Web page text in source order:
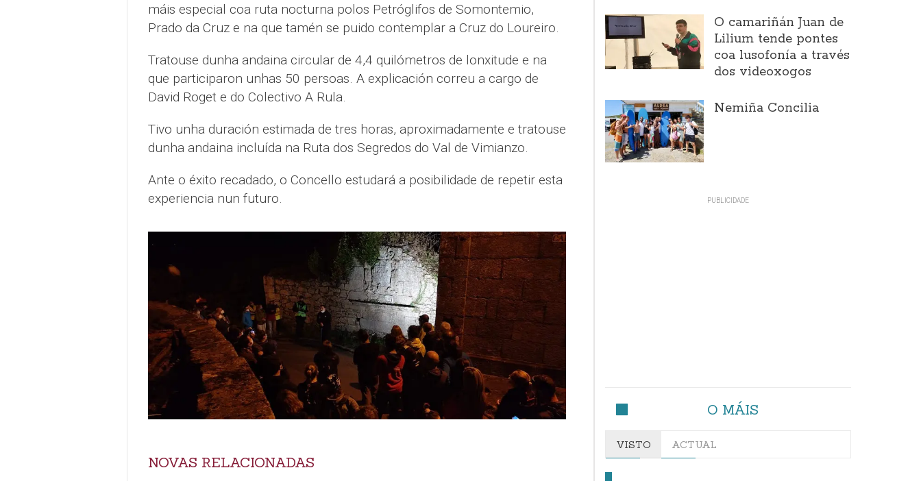
máis especial coa ruta nocturna polos Petróglifos de Somontemio,
Prado da Cruz e na que tamén se puido contemplar a Cruz do Loureiro.
Tratouse dunha andaina circular de 4,4 quilómetros de lonxitude e na
que participaron unhas 50 persoas. A explicación correu a cargo de
David Roget e do Colectivo A Rula.
Tivo unha duración estimada de tres horas, aproximadamente e tratouse
dunha andaina incluída na Ruta dos Segredos do Val de Vimianzo.
Ante o éxito recadado, o Concello estudará a posibilidade de repetir esta
experiencia nun futuro.
NOVAS RELACIONADAS
O camariñán Juan de
Lilium tende pontes
coa lusofonía a través
dos videoxogos
Nemiña Concilia
O MÁIS
VISTO ACTUAL